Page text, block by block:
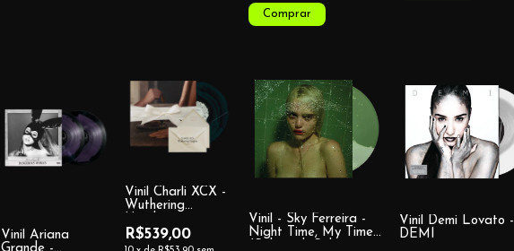
Vinil Ariana
Vinil Charli XCX -
Wuthering
Collector's Edition
R$539,00
Vinil - Sky Ferreira -
Night Time, My Time
Vinil Demi Lovato -
DEMI